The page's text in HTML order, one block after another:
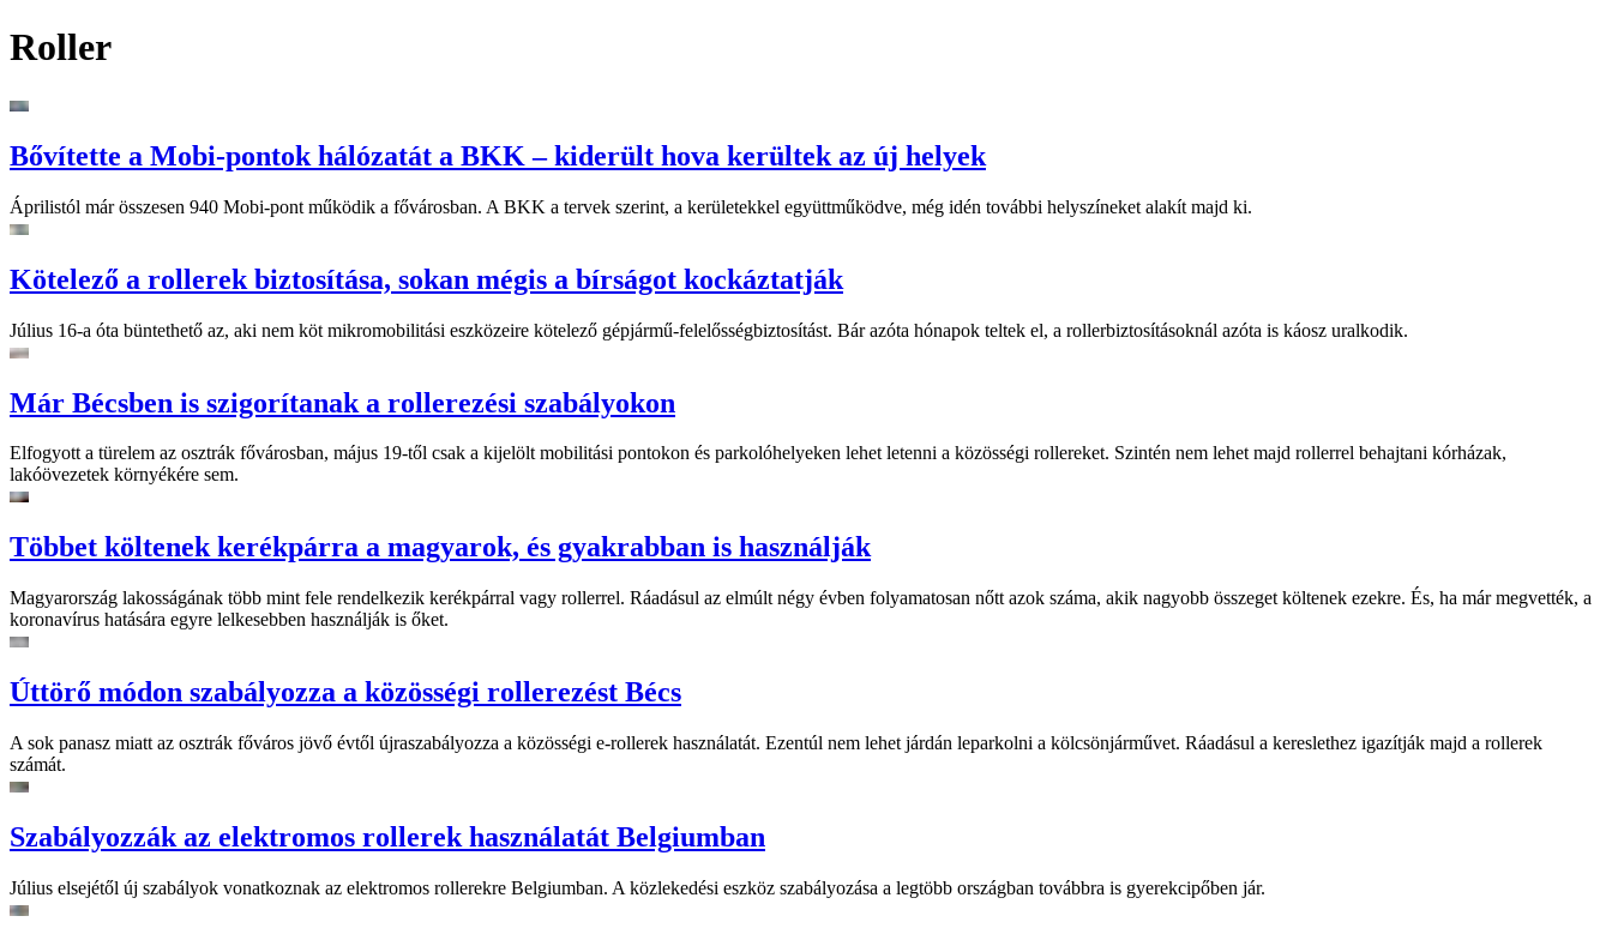
Roller
Bővítette a Mobi-pontok hálózatát a BKK – kiderült hova kerültek az új helyek
Áprilistól már összesen 940 Mobi-pont működik a fővárosban. A BKK a tervek szerint, a kerületekkel együttműködve, még idén további helyszíneket alakít majd ki.
Kötelező a rollerek biztosítása, sokan mégis a bírságot kockáztatják
Július 16-a óta büntethető az, aki nem köt mikromobilitási eszközeire kötelező gépjármű-felelősségbiztosítást. Bár azóta hónapok teltek el, a rollerbiztosításoknál azóta is káosz uralkodik.
Már Bécsben is szigorítanak a rollerezési szabályokon
Elfogyott a türelem az osztrák fővárosban, május 19-től csak a kijelölt mobilitási pontokon és parkolóhelyeken lehet letenni a közösségi rollereket. Szintén nem lehet majd rollerrel behajtani kórházak,
lakóövezetek környékére sem.
Többet költenek kerékpárra a magyarok, és gyakrabban is használják
Magyarország lakosságának több mint fele rendelkezik kerékpárral vagy rollerrel. Ráadásul az elmúlt négy évben folyamatosan nőtt azok száma, akik nagyobb összeget költenek ezekre. És, ha már megvették, a
koronavírus hatására egyre lelkesebben használják is őket.
Úttörő módon szabályozza a közösségi rollerezést Bécs
A sok panasz miatt az osztrák főváros jövő évtől újraszabályozza a közösségi e-rollerek használatát. Ezentúl nem lehet járdán leparkolni a kölcsönjárművet. Ráadásul a kereslethez igazítják majd a rollerek
számát.
Szabályozzák az elektromos rollerek használatát Belgiumban
Július elsejétől új szabályok vonatkoznak az elektromos rollerekre Belgiumban. A közlekedési eszköz szabályozása a legtöbb országban továbbra is gyerekcipőben jár.